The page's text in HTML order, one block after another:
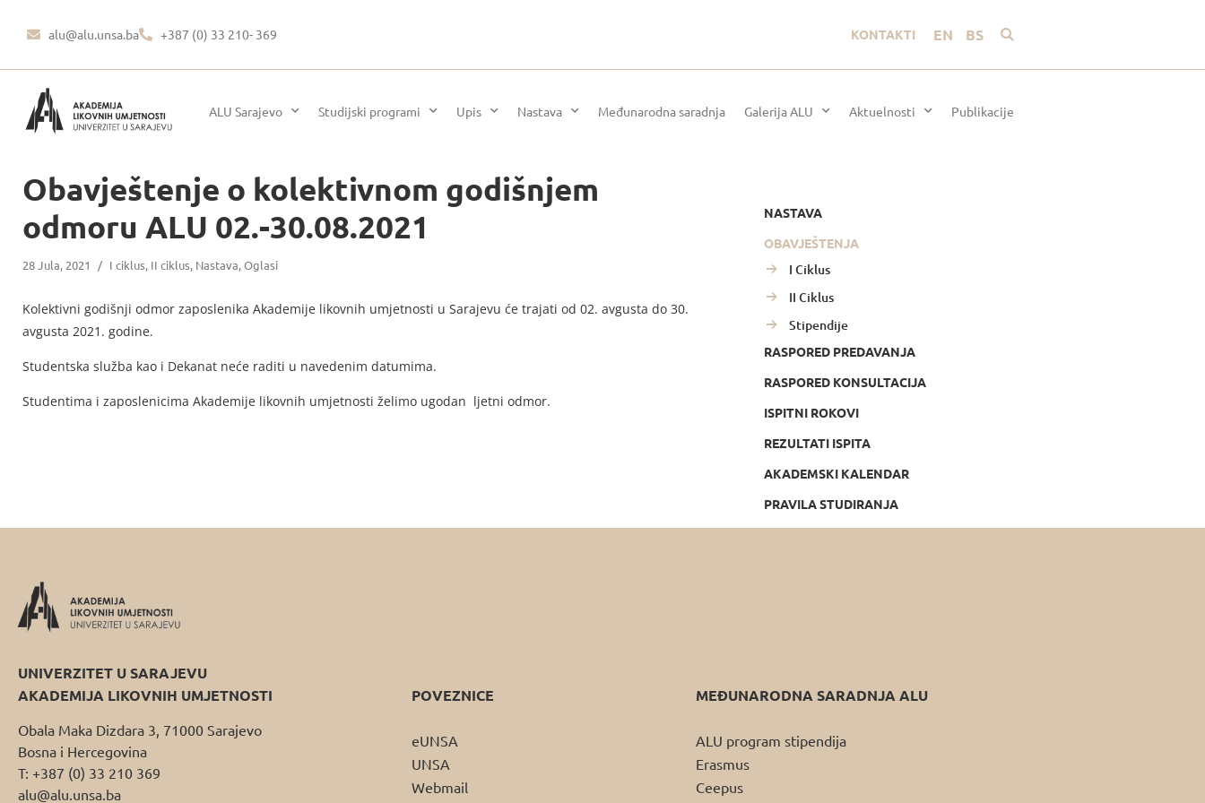
alu@alu.unsa.ba +387 (0) 33 210- 369 KONTAKTI EN BS
ALU Sarajevo Studijski programi Upis Nastava Međunarodna saradnja Galerija ALU Aktuelnosti Publikacije
Obavještenje o kolektivnom godišnjem
odmoru ALU 02.-30.08.2021
28 Jula, 2021 / I ciklus, II ciklus, Nastava,Oglasi
Kolektivni godišnji odmor zaposlenika Akademije likovnih umjetnosti u Sarajevu će trajati od 02. avgusta do 30.
avgusta 2021. godine.
Studentska služba kao i Dekanat neće raditi u navedenim datumima.
Studentima i zaposlenicima Akademije likovnih umjetnosti želimo ugodan ljetni odmor.
NASTAVA
OBAVJEŠTENJA
I Ciklus
II Ciklus
Stipendije
RASPORED PREDAVANJA
RASPORED KONSULTACIJA
ISPITNI ROKOVI
REZULTATI ISPITA
AKADEMSKI KALENDAR
PRAVILA STUDIRANJA
UNIVERZITET U SARAJEVU
AKADEMIJA LIKOVNIH UMJETNOSTI
Obala Maka Dizdara 3, 71000 Sarajevo
Bosna i Hercegovina
T: +387 (0) 33 210 369
alu@alu.unsa.ba
POVEZNICE
eUNSA
UNSA
Webmail
MEĐUNARODNA SARADNJA ALU
ALU program stipendija
Erasmus
Ceepus